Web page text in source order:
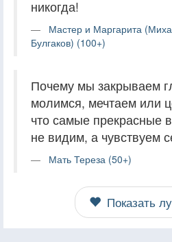
никогда!
Мастер и Маргарита
Булгаков) (100+)
Почему мы закрываем
молимся, мечтаем или
что самые прекрасные
не видим, а чувствуем
Мать Тереза (50+)
Показать